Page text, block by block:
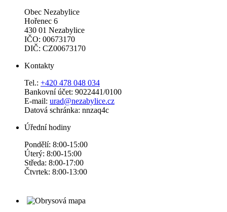
Obec Nezabylice
Hořenec 6
430 01 Nezabylice
IČO: 00673170
DIČ: CZ00673170
Kontakty
Tel.: +420 478 048 034
Bankovní účet: 9022441/0100
E-mail: urad@nezabylice.cz
Datová schránka: nnzaq4c
Úřední hodiny
Pondělí: 8:00-15:00
Úterý: 8:00-15:00
Středa: 8:00-17:00
Čtvrtek: 8:00-13:00